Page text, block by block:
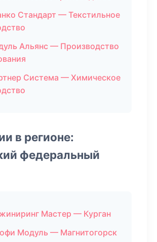
Стандарт — Текстильное
Альянс — Производство
Система — Химическое
в регионе:
федеральный
Мастер — Курган
Модуль — Магнитогорск